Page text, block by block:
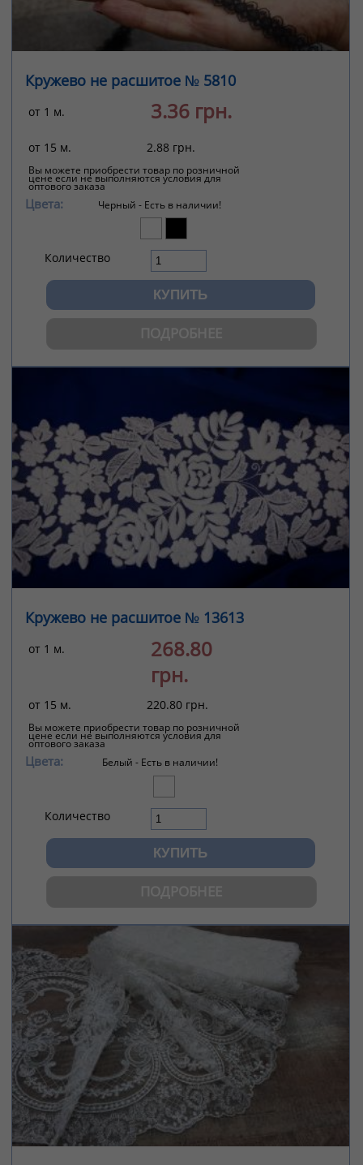
Кружево не расшитое № 5810
от 1 м. 3.36 грн.
от 15 м. 2.88 грн.
Вы можете приобрести товар по розничной
цене если не выполняются условия для
оптового заказа
Цвета: Черный - Есть в наличии!
Количество
Кружево не расшитое № 13613
от 1 м.
268.80
грн.
от 15 м. 220.80 грн.
Вы можете приобрести товар по розничной
цене если не выполняются условия для
оптового заказа
Цвета: Белый - Есть в наличии!
Количество